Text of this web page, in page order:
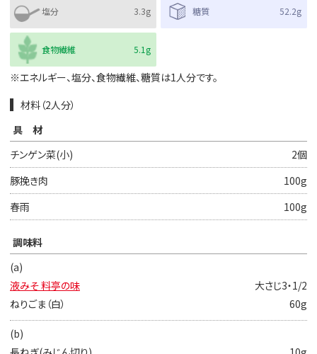
塩分 3.3g 糖質 52.2g
食物繊維 5.1g
※エネルギー、塩分、食物繊維、糖質は1人分です。
材料（2人分）
具材
チンゲン菜(小)
2個
豚挽き肉
100g
春雨
100g
調味料
(a)
液みそ 料亭の味
大さじ3・1/2
ねりごま（白）
60g
(b)